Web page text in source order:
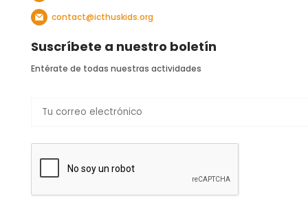
contact@icthuskids.org
Suscríbete a nuestro boletín
Entérate de todas nuestras actividades